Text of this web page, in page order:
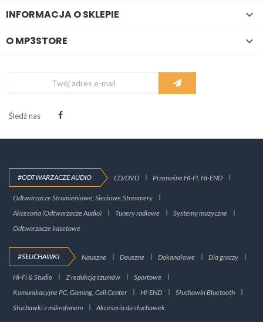
INFORMACJA O SKLEPIE 
O MP3STORE 
Śledź nas
#ODTWARZACZE AUDIO CD/DVD Przenośne HI-FI, HI-END
Odtwarzacze Strumieniowe, Sieciowe,Streamery
Akcesoria (Odtwarzacze Audio)
Tunery radiowe
Systemy muzyczne
Odtwarzacze kasetowe
#SŁUCHAWKI Nauszne Douszne Dokanałowe Dla graczy
Hi-Fi & Studio Z redukcją szumów
Sportowe
Komunikacyjne PC, Gaming, Call Center
HI-END
Słuchawki Bluetooth
Słuchawki z mikrofonem
Akcesoria do słuchawek